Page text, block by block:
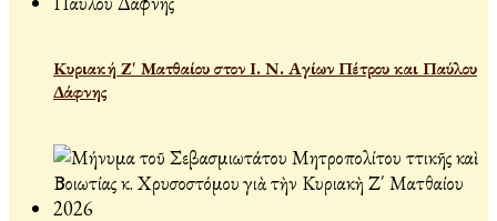
Κυριακή Ζ' Ματθαίου στον Ι. Ν. Αγίων Πέτρου και Παύλου
Δάφνης